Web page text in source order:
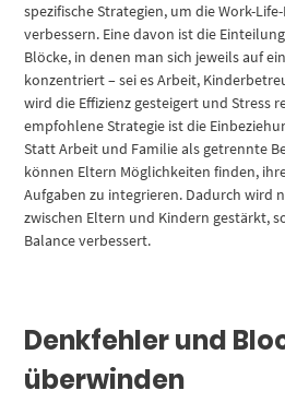
spezifische Strategien, um die Work-
verbessern. Eine davon ist die
Blöcke, in denen man sich jeweils auf
konzentriert – sei es Arbeit,
wird die Effizienz gesteigert und Stress
empfohlene Strategie ist die
Statt Arbeit und Familie als getrennte
können Eltern Möglichkeiten finden,
Aufgaben zu integrieren. Dadurch wird
zwischen Eltern und Kindern gestärkt,
Balance verbessert.
Denkfehler und
überwinden